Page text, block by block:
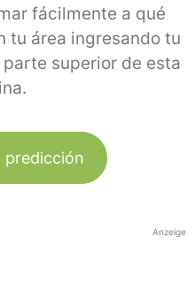
fácilmente a qué
tu área ingresando tu
superior de esta
predicción
Anzeige